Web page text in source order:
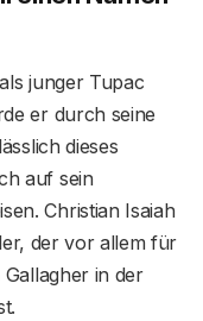
junger Tupac
er durch seine
dieses
auf sein
Christian Isaiah
der vor allem für
in der